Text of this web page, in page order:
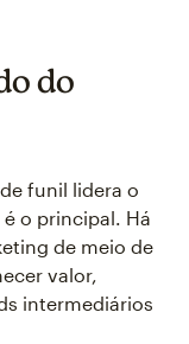
do
funil lidera o
o principal. Há
de meio de
valor,
intermediários